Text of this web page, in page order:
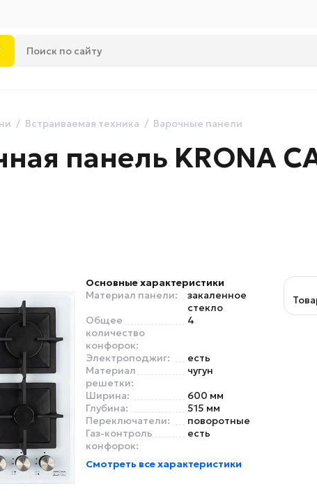
Встраиваемая техника Варочные панели
панель KRONA
Основные характеристики
Материал панели:
закаленное
стекло
Общее
количество
конфорок:
4
Электроподжиг:
есть
Материал
решетки:
чугун
Ширина:
600 мм
Глубина:
515 мм
Переключатели:
поворотные
Газ-контроль
конфорок:
есть
Смотреть все характеристики